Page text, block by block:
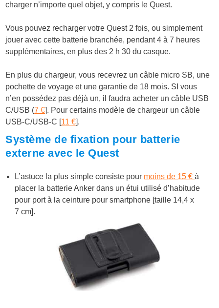
charger n’importe quel objet, y compris le Quest.
Vous pouvez recharger votre Quest 2 fois, ou simplement
jouer avec cette batterie branchée, pendant 4 à 7 heures
supplémentaires, en plus des 2 h 30 du casque.
En plus du chargeur, vous recevrez un câble micro SB, une
pochette de voyage et une garantie de 18 mois. SI vous
n’en possédez pas déjà un, il faudra acheter un câble USB
C/USB (7 €]. Pour certains modèle de chargeur un câble
USB-C/USB-C [11 €].
Système de fixation pour batterie
externe avec le Quest
L’astuce la plus simple consiste pour moins de 15 €à
placer la batterie Anker dans un étui utilisé d’habitude
pour port à la ceinture pour smartphone [taille 14,4 x
7 cm].